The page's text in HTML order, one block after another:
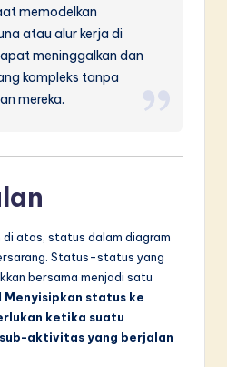
memodelkan
atau alur kerja di
meninggalkan dan
kompleks tanpa
mereka.
atas, status dalam diagram
Status-status yang
bersama menjadi satu
Menyisipkan status ke
ketika suatu
aktivitas yang berjalan